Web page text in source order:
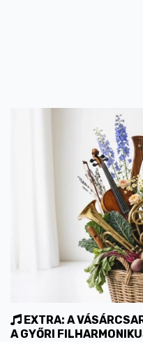
EXTRA: A
A GYŐRI